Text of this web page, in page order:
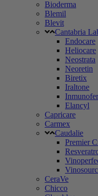
Bioderma
Blemil
Blevit
Cantabria
Endocare
Heliocare
Neostrata
Neoretin
Biretix
Iraltone
Elancyl
Capricare
Carmex
Caudalie
Premier
CeraVe
Chicco